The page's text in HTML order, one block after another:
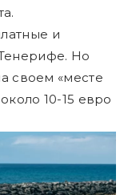
и
Но
своем «месте
10-15 евро